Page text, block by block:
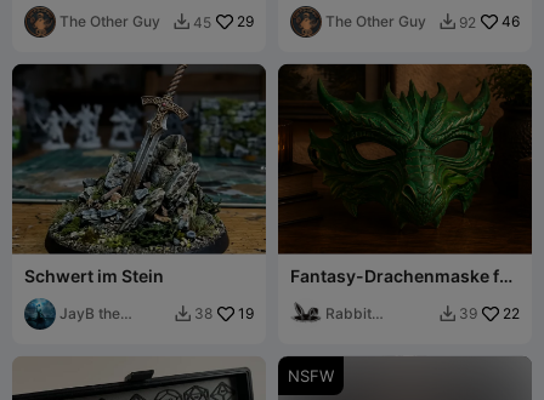
The Other Guy  45 29 The Other Guy  92 46
Schwert im Stein
JayB the
 38 19
Fantasy-Drachenmaske für
Rabbit
 39 22
NSFW